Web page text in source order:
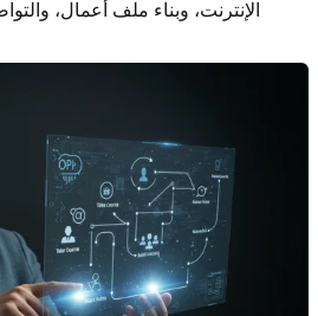
الإنترنت، وبناء ملف أعمال،